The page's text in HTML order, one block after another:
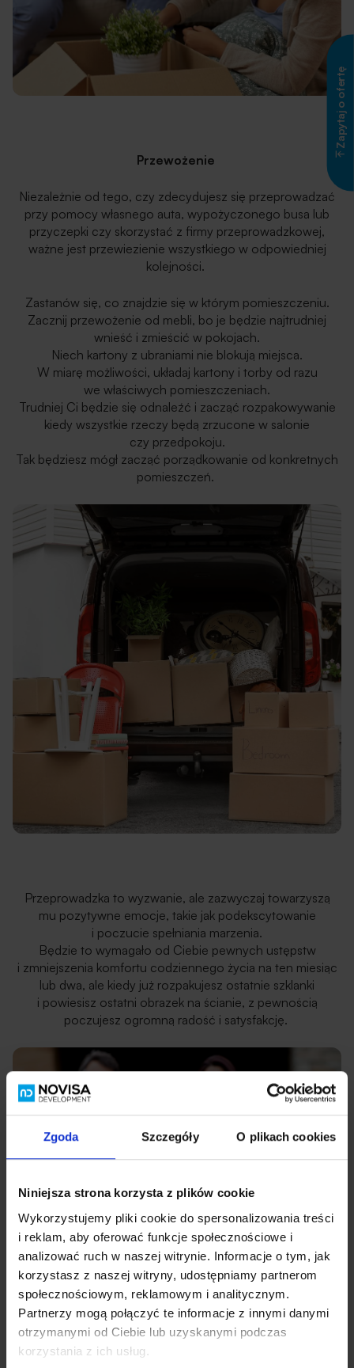
Zgoda Szczegóły O plikach cookies
Niniejsza strona korzysta z plików cookie
Wykorzystujemy pliki cookie do spersonalizowania treści
i reklam, aby oferować funkcje społecznościowe i
analizować ruch w naszej witrynie. Informacje o tym, jak
korzystasz z naszej witryny, udostępniamy partnerom
społecznościowym, reklamowym i analitycznym.
Partnerzy mogą połączyć te informacje z innymi danymi
otrzymanymi od Ciebie lub uzyskanymi podczas
korzystania z ich usług.
Przewożenie
Niezależnie od tego, czy zdecydujesz się przeprowadzać
przy pomocy własnego auta, wypożyczonego busa lub
przyczepki czy skorzystać z firmy przeprowadzkowej,
ważne jest przewiezienie wszystkiego w odpowiedniej
kolejności.
Zastanów się, co znajdzie się w którym pomieszczeniu.
Zacznij przewożenie od mebli, bo je będzie najtrudniej
wnieść i zmieścić w pokojach.
Niech kartony z ubraniami nie blokują miejsca.
W miarę możliwości, układaj kartony i torby od razu
we właściwych pomieszczeniach.
Trudniej Ci będzie się odnaleźć i zacząć rozpakowywanie
kiedy wszystkie rzeczy będą zrzucone w salonie
czy przedpokoju.
Tak będziesz mógł zacząć porządkowanie od konkretnych
pomieszczeń.
Przeprowadzka to wyzwanie, ale zazwyczaj towarzyszą
mu pozytywne emocje, takie jak podekscytowanie
i poczucie spełniania marzenia.
Będzie to wymagało od Ciebie pewnych ustępstw
i zmniejszenia komfortu codziennego życia na ten miesiąc
lub dwa, ale kiedy już rozpakujesz ostatnie szklanki
i powiesisz ostatni obrazek na ścianie, z pewnością
poczujesz ogromną radość i satysfakcję.
Zapytaj o ofertę